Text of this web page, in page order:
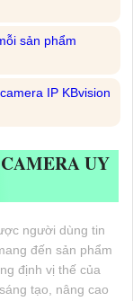
sản phẩm
IP KBvision
UY
người dùng tin
đến sản phẩm
định vị thế của
tạo, nâng cao